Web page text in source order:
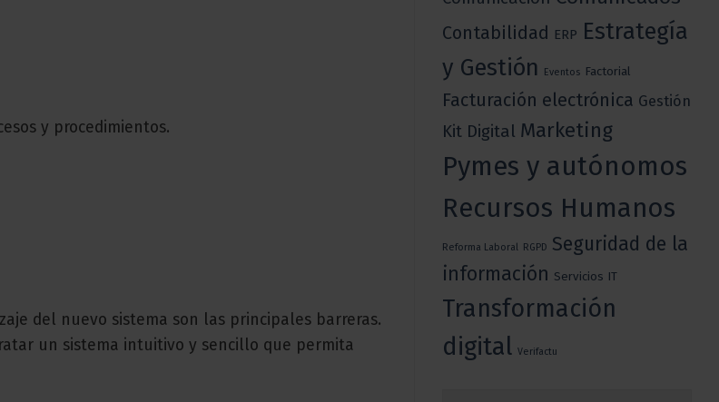
y procedimientos.
del nuevo sistema son las principales barreras.
un sistema intuitivo y sencillo que permita
Contabilidad ERP Estrategía
y Gestión
Eventos Factorial
Facturación electrónica Gestión
Kit Digital Marketing
Pymes y autónomos
Recursos Humanos
Reforma Laboral RGPD Seguridad de la
información Servicios IT
Transformación
digital Verifactu